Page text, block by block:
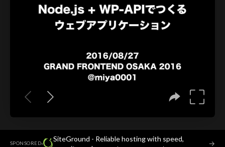
SPONSORED·
SiteGround - Reliable hosting with speed,
→